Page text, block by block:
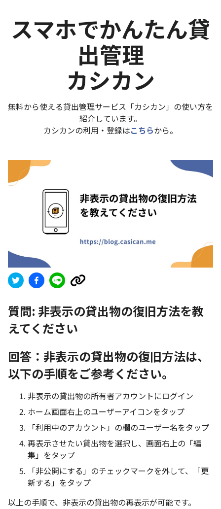
スマホでかんたん貸
出管理
カシカン
無料から使える貸出管理サービス「カシカン」の使い方を
紹介しています。
カシカンの利用・登録はこちらから。
質問: 非表示の貸出物の復旧方法を教
えてください
回答：非表示の貸出物の復旧方法は、
以下の手順をご参考ください。
非表示の貸出物の所有者アカウントにログイン
ホーム画面右上のユーザーアイコンをタップ
「利用中のアカウント」の欄のユーザー名をタップ
再表示させたい貸出物を選択し、画面右上の「編
集」をタップ
「非公開にする」のチェックマークを外して、「更
新する」をタップ
以上の手順で、非表示の貸出物の再表示が可能です。